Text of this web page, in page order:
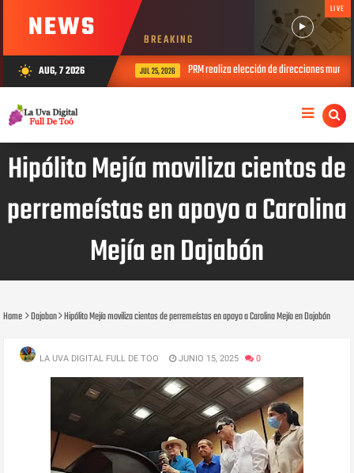
NEWS BREAKING
LIVE
wb_sunny AUG, 7 2026 JUL 25, 2026 PRM realiza elección de direcciones
Hipólito Mejía moviliza cientos de
perremeístas en apoyo a Carolina
Mejía en Dajabón
Home Dajabon Hipólito Mejía moviliza cientos de perremeístas en apoyo a Carolina Mejía en Dajabón
LA UVA DIGITAL FULL DE TOO JUNIO 15, 2025 0